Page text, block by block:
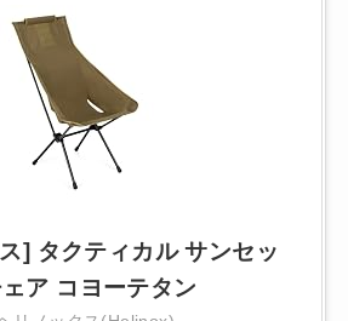
] タクティカル サンセッ
ェア コヨーテタン